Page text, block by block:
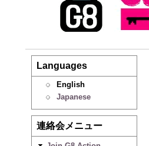
Languages
English
Japanese
連絡会メニュー